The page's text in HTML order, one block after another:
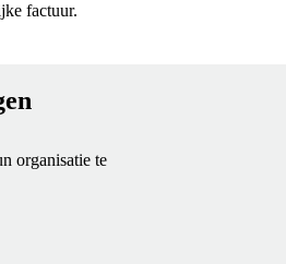
factuur.
organisatie te